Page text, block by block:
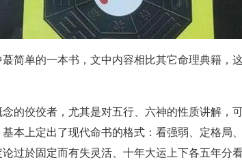
简单的一本书，文中内容相比其它命理典籍，
的佼佼者，尤其是对五行、六神的性质讲解，
本上定出了现代命书的格式：看强弱、定格局
过於固定而有失灵活、十年大运上下各五年分